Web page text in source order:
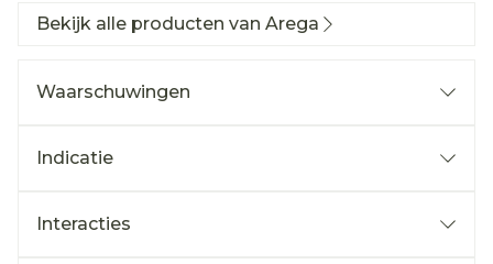
Bekijk alle producten van Arega
Waarschuwingen
Indicatie
Interacties